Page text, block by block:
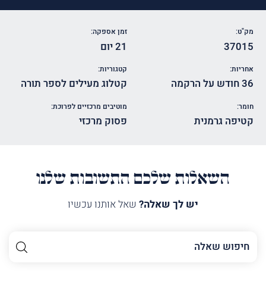
מק"ט:
37015
זמן אספקה:
21 יום
אחריות:
36 חודש על הרקמה
קטגוריות:
קטלוג מעילים לספר תורה
חומר:
קטיפה גרמנית
מוטיבים מרכזיים לפרוכת:
פסוק מרכזי
השאלות שלכם התשובות שלנו
יש לך שאלה? שאל אותנו עכשיו
השם